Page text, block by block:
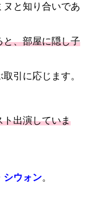
ヌと知り合いであ
と、部屋に隠し子
取引に応じます。
ト出演していま
シウォン。